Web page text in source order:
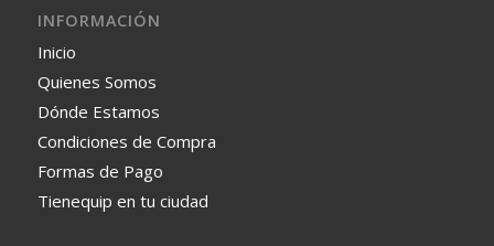
INFORMACIÓN
Inicio
Quienes Somos
Dónde Estamos
Condiciones de Compra
Formas de Pago
Tienequip en tu ciudad